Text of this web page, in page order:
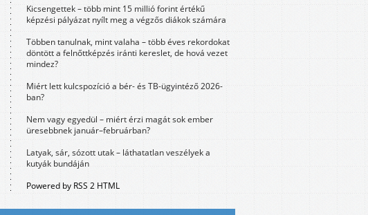
Kicsengettek – több mint 15 millió forint értékű
képzési pályázat nyílt meg a végzős diákok számára
Többen tanulnak, mint valaha – több éves rekordokat
döntött a felnőttképzés iránti kereslet, de hová vezet
mindez?
Miért lett kulcspozíció a bér- és TB-ügyintéző 2026-
ban?
Nem vagy egyedül – miért érzi magát sok ember
üresebbnek január–februárban?
Latyak, sár, sózott utak – láthatatlan veszélyek a
kutyák bundáján
Powered by RSS 2 HTML